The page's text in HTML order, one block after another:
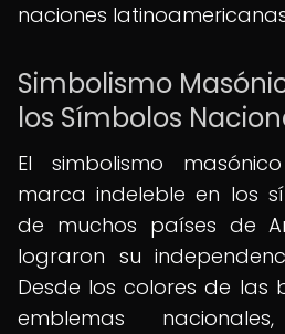
naciones
Simbolismo
los Símbolos
El simbolismo
marca indeleble en los
de muchos países de
lograron su
Desde los colores de las
emblemas